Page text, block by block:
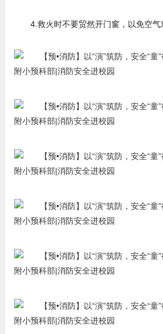
4.救火时不要贸然开门窗，以免空气